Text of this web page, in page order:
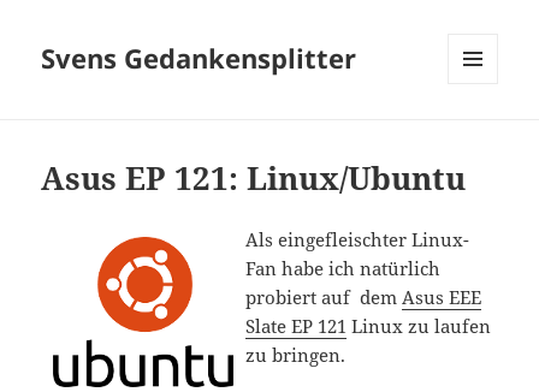
Svens Gedankensplitter
Asus EP 121: Linux/Ubuntu
Als eingefleischter Linux-
Fan habe ich natürlich
probiert auf demAsus EEE
Slate EP 121 Linux zu laufen
zu bringen.